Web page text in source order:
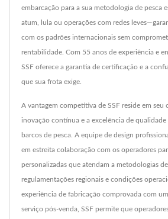
embarcação para a sua metodologia de pesca
atum, lula ou operações com redes
com os padrões internacionais sem
rentabilidade. Com 55 anos de experiência e
SSF oferece a garantia de certificação e a
que sua frota exige.
A vantagem competitiva de SSF reside em seu
inovação contínua e a excelência de
barcos de pesca. A equipe de design
em estreita colaboração com os operadores
personalizadas que atendam a metodologias
regulamentações regionais e condições
experiência de fabricação comprovada com
serviço pós-venda, SSF permite que